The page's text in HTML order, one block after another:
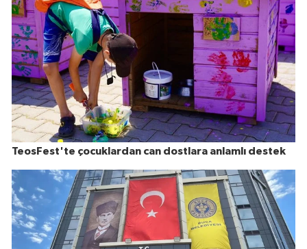
TeosFest'te çocuklardan can dostlara anlamlı destek